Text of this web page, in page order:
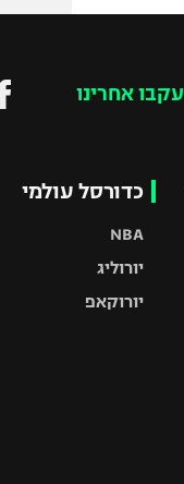
עקבו אחרינו
כדורסל עולמי
NBA
יורוליג
יורוקאפ